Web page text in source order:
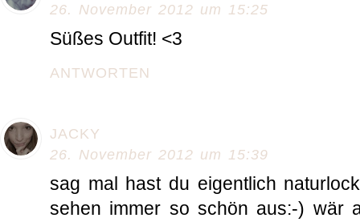
26. November 2012 um 15:25
Süßes Outfit! <3
ANTWORTEN
JACKY
26. November 2012 um 15:39
sag mal hast du eigentlich
sehen immer so schön aus:-) wär